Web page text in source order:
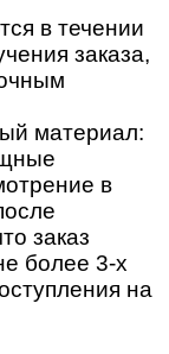
в течении
заказа,
материал:
в
заказ
более 3-х
на